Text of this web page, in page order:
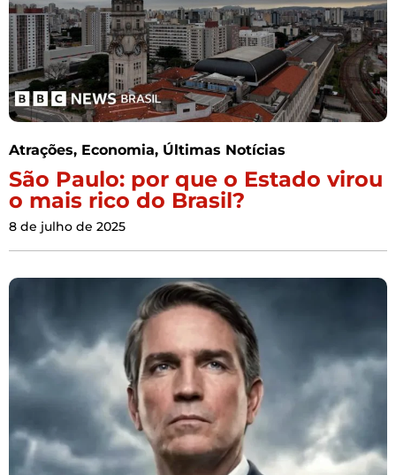
Atrações, Economia, Últimas Notícias
São Paulo: por que o Estado virou
o mais rico do Brasil?
8 de julho de 2025